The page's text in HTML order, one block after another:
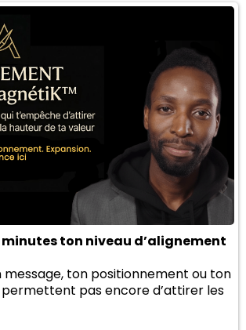
minutes ton niveau d’alignement
ton positionnement ou ton
pas encore d’attirer les